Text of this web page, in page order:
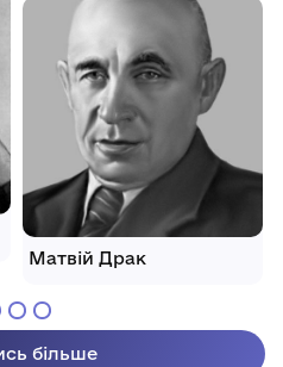
Матвій Драк
більше